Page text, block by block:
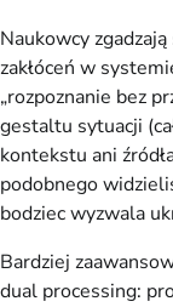
Naukowcy
zakłóceń w
„rozpoznanie bez
gestaltu sytuacji
kontekstu ani
podobnego
bodziec wyzwala
Bardziej
dual processing: